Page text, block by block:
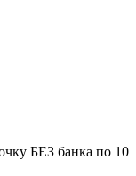
БЕЗ банка по 10